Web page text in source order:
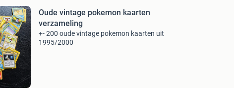
Oude vintage pokemon kaarten
verzameling
+- 200 oude vintage pokemon kaarten uit
1995/2000